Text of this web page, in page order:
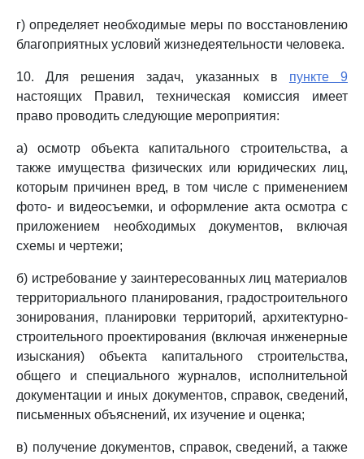
г) определяет необходимые меры по восстановлению
благоприятных условий жизнедеятельности человека.
10. Для решения задач, указанных в пункте 9
настоящих Правил, техническая комиссия имеет
право проводить следующие мероприятия:
а) осмотр объекта капитального строительства, а
также имущества физических или юридических лиц,
которым причинен вред, в том числе с применением
фото- и видеосъемки, и оформление акта осмотра с
приложением необходимых документов, включая
схемы и чертежи;
б) истребование у заинтересованных лиц материалов
территориального планирования, градостроительного
зонирования, планировки территорий, архитектурно-
строительного проектирования (включая инженерные
изыскания) объекта капитального строительства,
общего и специального журналов, исполнительной
документации и иных документов, справок, сведений,
письменных объяснений, их изучение и оценка;
в) получение документов, справок, сведений, а также